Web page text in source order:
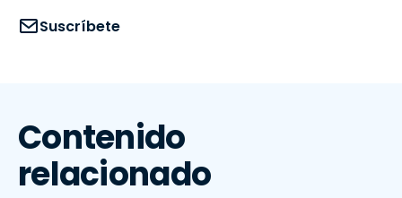
Suscríbete
Contenido
relacionado